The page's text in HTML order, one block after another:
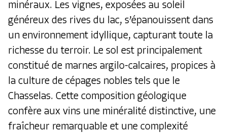
minéraux. Les vignes, exposées au soleil
généreux des rives du lac, s’épanouissent dans
un environnement idyllique, capturant toute la
richesse du terroir. Le sol est principalement
constitué de marnes argilo-calcaires, propices à
la culture de cépages nobles tels que le
Chasselas. Cette composition géologique
confère aux vins une minéralité distinctive, une
fraîcheur remarquable et une complexité